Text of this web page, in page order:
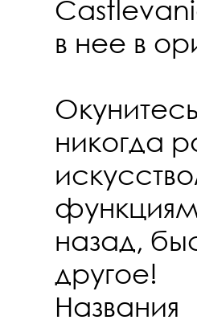
в нее в
никогда
назад,
другое!
Названия